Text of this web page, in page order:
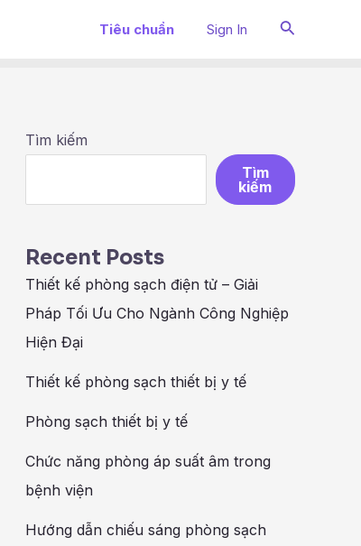
Tiêu chuẩn Sign In Search
Tìm kiếm
Tìm
kiếm
Recent Posts
Thiết kế phòng sạch điện tử – Giải
Pháp Tối Ưu Cho Ngành Công Nghiệp
Hiện Đại
Thiết kế phòng sạch thiết bị y tế
Phòng sạch thiết bị y tế
Chức năng phòng áp suất âm trong
bệnh viện
Hướng dẫn chiếu sáng phòng sạch